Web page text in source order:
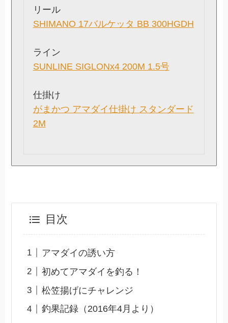
リール
SHIMANO 17バルケッタ BB 300HGDH
ライン
SUNLINE SIGLONx4 200M 1.5号
仕掛け
がまかつ アマダイ仕掛け スタンダード
2M
目次
アマダイの誘い方
初めてアマダイを釣る！
松笠揚げにチャレンジ
釣果記録（2016年4月より）